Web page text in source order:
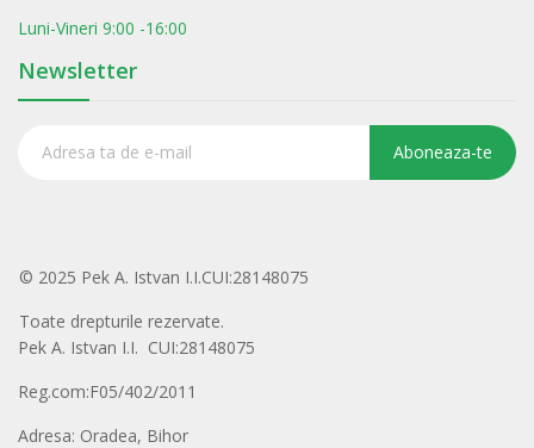
Luni-Vineri 9:00 -16:00
Newsletter
Aboneaza-te
© 2025 Pek A. Istvan I.I.CUI:28148075
Toate drepturile rezervate.
Pek A. Istvan I.I. CUI:28148075
Reg.com:F05/402/2011
Adresa: Oradea, Bihor